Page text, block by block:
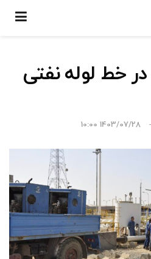
خط لوله نفتی
1403/07/28 10:00